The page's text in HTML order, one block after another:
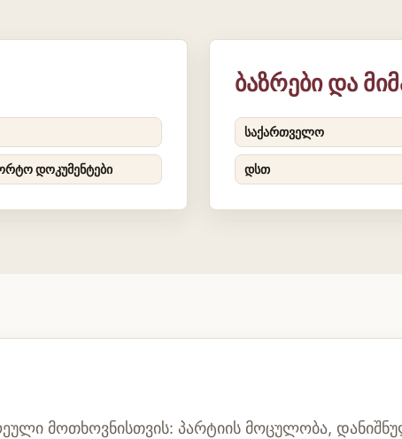
დოკუმენტები
ბაზრები და
საქართველო
დსთ
მოთხოვნისთვის: პარტიის მოცულობა,